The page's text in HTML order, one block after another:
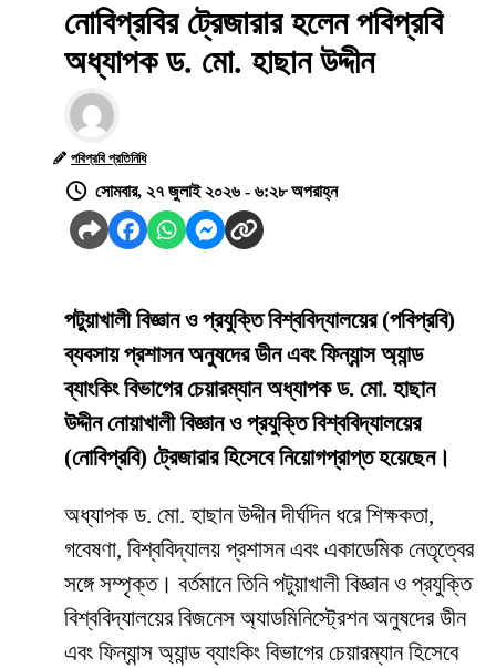
নোবিপ্রবির ট্রেজারার হলেন পবিপ্রবি
অধ্যাপক ড. মো. হাছান উদ্দীন
পবিপ্রবি প্রতিনিধি
সোমবার, ২৭ জুলাই ২০২৬ - ৬:২৮ অপরাহ্ন
পটুয়াখালী বিজ্ঞান ও প্রযুক্তি বিশ্ববিদ্যালয়ের (পবিপ্রবি)
ব্যবসায় প্রশাসন অনুষদের ডীন এবং ফিন্যান্স অ্যান্ড
ব্যাংকিং বিভাগের চেয়ারম্যান অধ্যাপক ড. মো. হাছান
উদ্দীন নোয়াখালী বিজ্ঞান ও প্রযুক্তি বিশ্ববিদ্যালয়ের
(নোবিপ্রবি) ট্রেজারার হিসেবে নিয়োগপ্রাপ্ত হয়েছেন।
অধ্যাপক ড. মো. হাছান উদ্দীন দীর্ঘদিন ধরে শিক্ষকতা,
গবেষণা, বিশ্ববিদ্যালয় প্রশাসন এবং একাডেমিক নেতৃত্বের
সঙ্গে সম্পৃক্ত। বর্তমানে তিনি পটুয়াখালী বিজ্ঞান ও প্রযুক্তি
বিশ্ববিদ্যালয়ের বিজনেস অ্যাডমিনিস্ট্রেশন অনুষদের ডীন
এবং ফিন্যান্স অ্যান্ড ব্যাংকিং বিভাগের চেয়ারম্যান হিসেবে